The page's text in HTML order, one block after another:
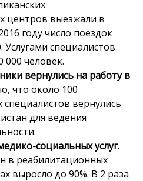
центров выезжали в
году число поездок
специалистов
000 человек.
вернулись на работу в
что около 100
вернулись
для ведения
социальных услуг.
в реабилитационных
выросло до 90%. В 2 раза